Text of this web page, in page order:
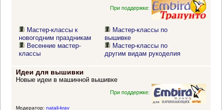
При поддержке:
Мастер-классы к
новогодним праздникам
Весенние мастер-
классы
Мастер-классы по
вышивке
Мастер-классы по
другим видам рукоделия
Идеи для вышивки
Новые идеи в машинной вышивке
При поддержке:
Модератор: natali-krav